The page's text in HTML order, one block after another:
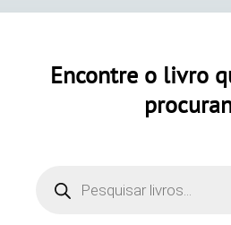
Encontre o livro